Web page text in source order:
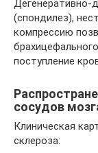
Дегенеративно-
(спондилез),
компрессию
поступление
сосудов
Клиническая
склероза: